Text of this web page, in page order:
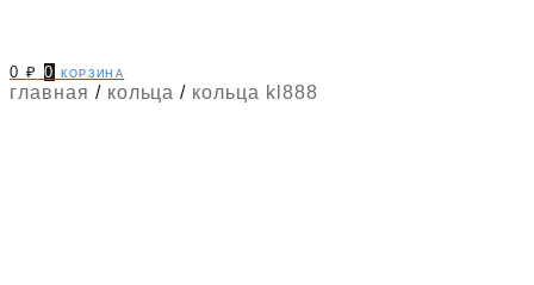
0₽ 0 корзина
главная / кольца / кольца kl888